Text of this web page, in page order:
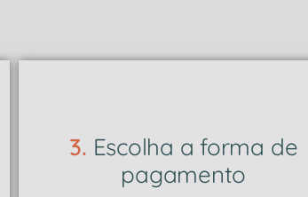
3. Escolha a forma de
pagamento